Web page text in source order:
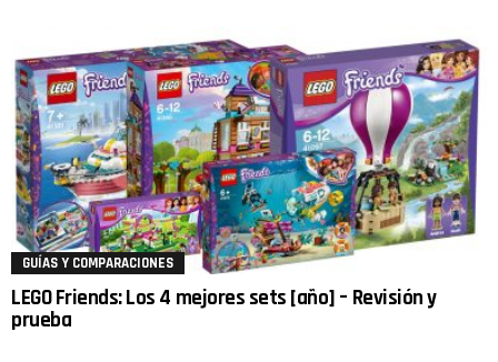
GUÍAS Y COMPARACIONES
LEGO Friends: Los 4 mejores sets [año] – Revisión y
prueba